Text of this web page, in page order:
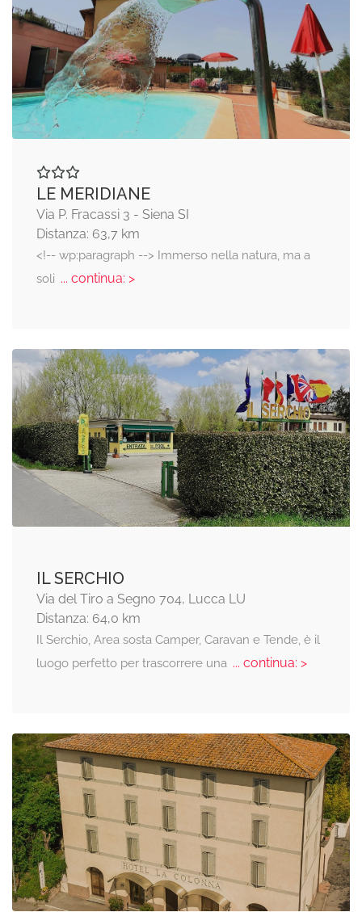
LE MERIDIANE
Via P. Fracassi 3 - Siena SI
Distanza: 63,7 km
<!-- wp:paragraph --> Immerso nella natura, ma a
soli ... continua: >
IL SERCHIO
Via del Tiro a Segno 704, Lucca LU
Distanza: 64,0 km
Il Serchio, Area sosta Camper, Caravan e Tende, è il
luogo perfetto per trascorrere una... continua: >